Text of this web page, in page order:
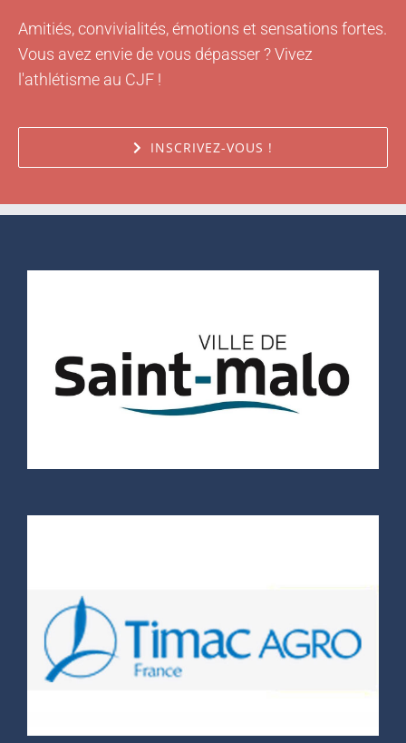
Amitiés, convivialités, émotions et sensations fortes.
Vous avez envie de vous dépasser ? Vivez
l'athlétisme au CJF !
INSCRIVEZ-VOUS !